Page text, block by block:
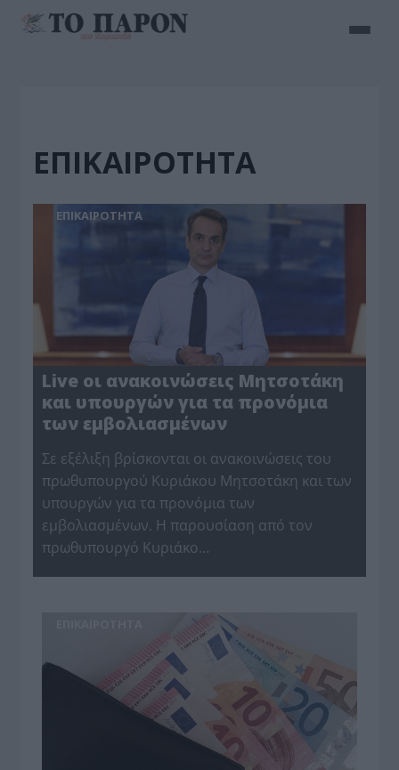
ΕΠΙΚΑΙΡΟΤΗΤΑ
ΕΠΙΚΑΙΡΟΤΗΤΑ
Live οι ανακοινώσεις Μητσοτάκη
και υπουργών για τα προνόμια
των εμβολιασμένων
Σε εξέλιξη βρίσκονται οι ανακοινώσεις του
πρωθυπουργού Κυριάκου Μητσοτάκη και των
υπουργών για τα προνόμια των
εμβολιασμένων. Η παρουσίαση από τον
πρωθυπουργό Κυριάκο…